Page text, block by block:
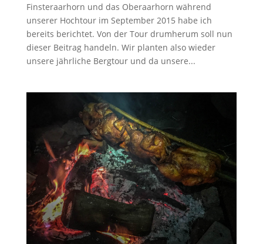
Finsteraarhorn und das Oberaarhorn während
unserer Hochtour im September 2015 habe ich
bereits berichtet. Von der Tour drumherum soll nun
dieser Beitrag handeln. Wir planten also wieder
unsere jährliche Bergtour und da unsere...